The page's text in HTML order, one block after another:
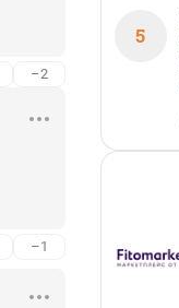
–2
–1
5